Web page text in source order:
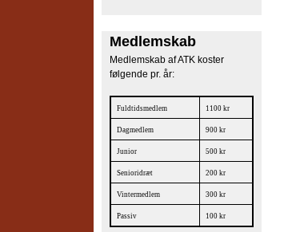
s
K
u
b
Medlemskab
Medlemskab af ATK koster
følgende pr. år:
Fuldtidsmedlem 1100 kr
Dagmedlem 900 kr
Junior 500 kr
Senioridræt 200 kr
Vintermedlem 300 kr
Passiv 100 kr